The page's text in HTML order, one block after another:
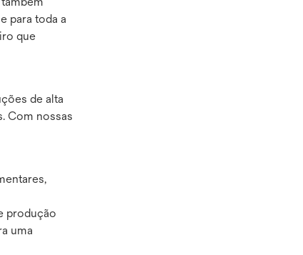
para toda a
que
de alta
Com nossas
produção
uma